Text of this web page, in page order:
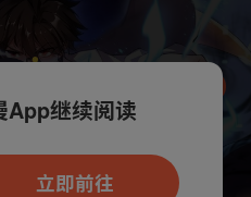
读，可打开App新用
免费看
App继续阅读
立即前往